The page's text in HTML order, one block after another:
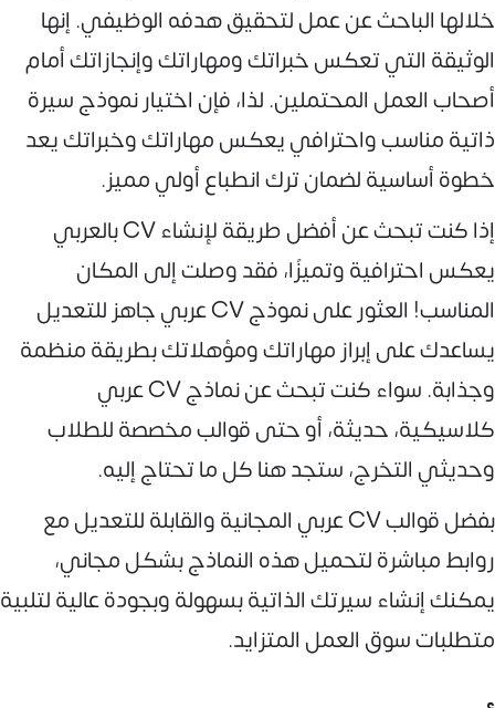
خلالها الباحث عن عمل لتحقيق هدفه الوظيفي. إنها
الوثيقة التي تعكس خبراتك ومهاراتك وإنجازاتك أمام
أصحاب العمل المحتملين. لذا، فإن اختيار نموذج سيرة
ذاتية مناسب واحترافي يعكس مهاراتك وخبراتك يعد
خطوة أساسية لضمان ترك انطباع أولي مميز.
إذا كنت تبحث عن أفضل طريقة لإنشاء CV بالعربي
يعكس احترافية وتميزًا، فقد وصلت إلى المكان
المناسب! العثور على نموذج CV عربي جاهز للتعديل
يساعدك على إبراز مهاراتك ومؤهلاتك بطريقة منظمة
وجذابة. سواء كنت تبحث عن نماذج CV عربي
كلاسيكية، حديثة، أو حتى قوالب مخصصة للطلاب
وحديثي التخرج، ستجد هنا كل ما تحتاج إليه.
بفضل قوالب CV عربي المجانية والقابلة للتعديل مع
روابط مباشرة لتحميل هذه النماذج بشكل مجاني،
يمكنك إنشاء سيرتك الذاتية بسهولة وبجودة عالية لتلبية
متطلبات سوق العمل المتزايد.